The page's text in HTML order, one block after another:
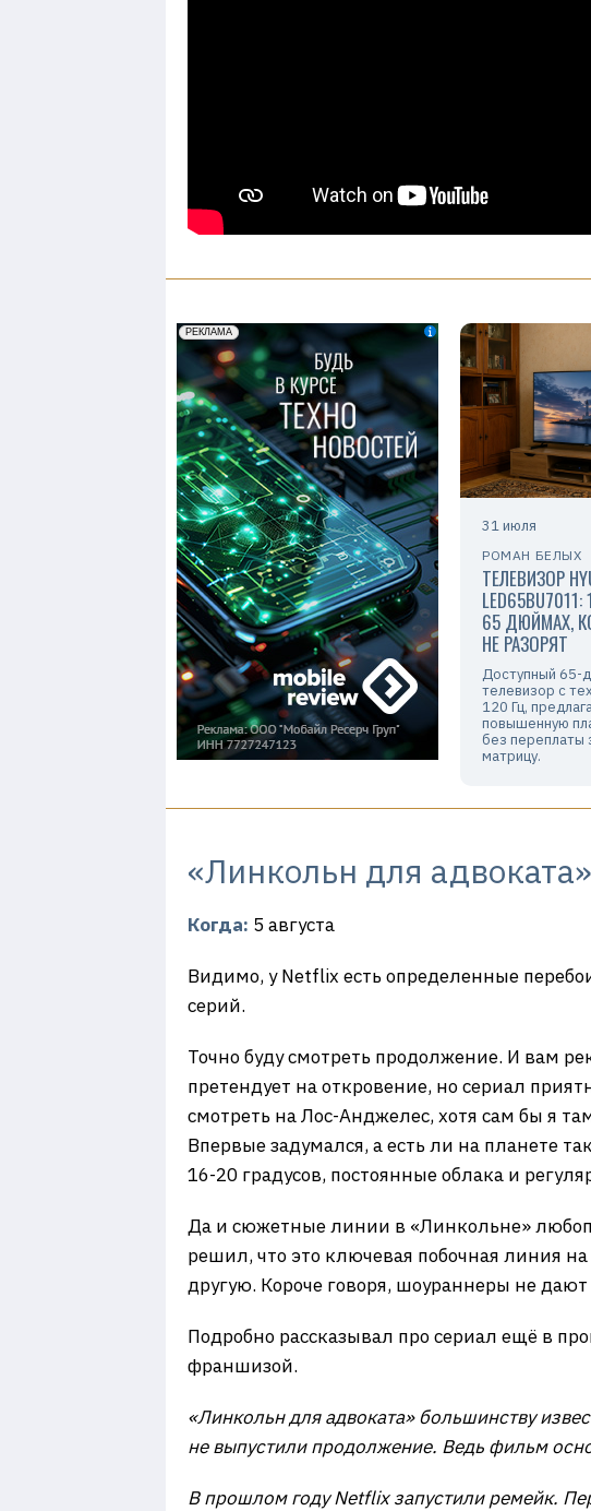
31 июля
РОМАН БЕЛЫХ
ТЕЛЕВИЗОР
65 ДЮЙМАХ,
НЕ РАЗОРЯТ
Доступный 65-
телевизор с
120 Гц,
повышенную
без переплаты
матрицу.
«Линкольн для
Когда: 5 августа
Видимо, у Netflix есть определенные
серий.
Точно буду смотреть продолжение. И вам
претендует на откровение, но сериал
смотреть на Лос-Анджелес, хотя сам бы я
Впервые задумался, а есть ли на планете
16-20 градусов, постоянные облака и
Да и сюжетные линии в «Линкольне»
решил, что это ключевая побочная линия
другую. Короче говоря, шоураннеры не дают
Подробно рассказывал про сериал ещё в
франшизой.
«Линкольн для адвоката» большинству
не выпустили продолжение. Ведь фильм
В прошлом году Netflix запустили ремейк.